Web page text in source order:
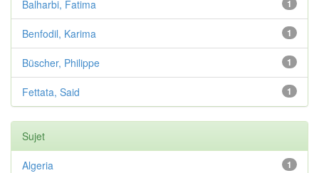
1
Balharbi, Fatima
1
Benfodil, Karima
1
Büscher, Philippe
1
Fettata, Said
Sujet
1
Algeria